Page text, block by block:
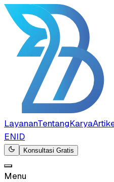
LayananTentangKarya
ENID
Konsultasi Gratis
Menu